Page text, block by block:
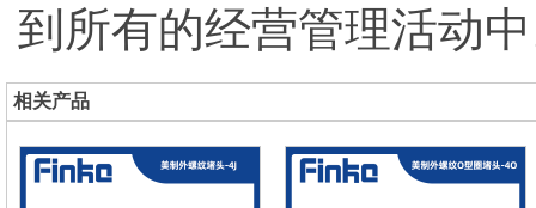
到所有的经营管理活动
相关产品